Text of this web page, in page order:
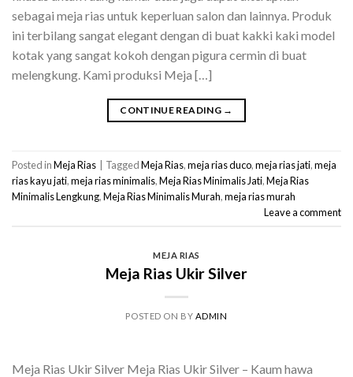
sebagai meja rias untuk keperluan salon dan lainnya. Produk
ini terbilang sangat elegant dengan di buat kakki kaki model
kotak yang sangat kokoh dengan pigura cermin di buat
melengkung. Kami produksi Meja […]
CONTINUE READING →
Posted inMeja Rias TaggedMeja Rias,meja rias duco,meja rias jati,meja
rias kayu jati,meja rias minimalis,Meja Rias Minimalis Jati,Meja Rias
Minimalis Lengkung,Meja Rias Minimalis Murah,meja rias murah
Leave a comment
MEJA RIAS
Meja Rias Ukir Silver
POSTED ON BY ADMIN
Meja Rias Ukir Silver Meja Rias Ukir Silver – Kaum hawa